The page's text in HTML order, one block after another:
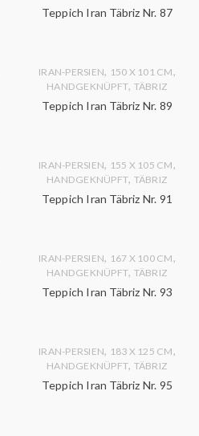
Teppich Iran Täbriz Nr. 87
IRAN-PERSIEN, 150 X 101 CM,
HANDGEKNÜPFT, TÄBRIZ
Teppich Iran Täbriz Nr. 89
IRAN-PERSIEN, 155 X 105 CM,
HANDGEKNÜPFT, TÄBRIZ
Teppich Iran Täbriz Nr. 91
IRAN-PERSIEN, 167 X 100 CM,
HANDGEKNÜPFT, TÄBRIZ
Teppich Iran Täbriz Nr. 93
IRAN-PERSIEN, 183 X 125 CM,
HANDGEKNÜPFT, TÄBRIZ
Teppich Iran Täbriz Nr. 95